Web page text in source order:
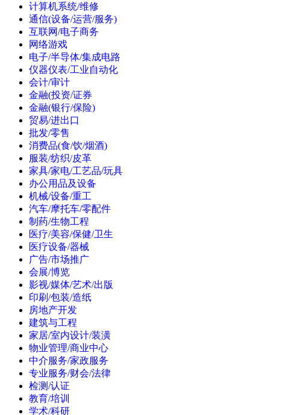
计算机系统/维修
通信(设备/运营/服务)
互联网/电子商务
网络游戏
电子/半导体/集成电路
仪器仪表/工业自动化
会计/审计
金融(投资/证券
金融(银行/保险)
贸易/进出口
批发/零售
消费品(食/饮/烟酒)
服装/纺织/皮革
家具/家电/工艺品/玩具
办公用品及设备
机械/设备/重工
汽车/摩托车/零配件
制药/生物工程
医疗/美容/保健/卫生
医疗设备/器械
广告/市场推广
会展/博览
影视/媒体/艺术/出版
印刷/包装/造纸
房地产开发
建筑与工程
家居/室内设计/装潢
物业管理/商业中心
中介服务/家政服务
专业服务/财会/法律
检测/认证
教育/培训
学术/科研